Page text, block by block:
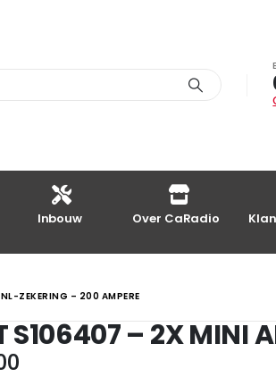
Inbouw Over CaRadio
ZEKERING – 200 AMPERE
S106407 – 2X MINI